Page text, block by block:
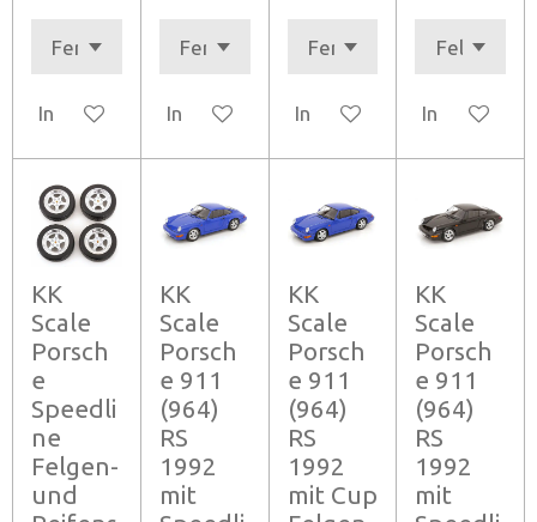
In den WarenkorbIn den WarenkorbIn den WarenkorbIn den
KK
Scale
Porsch
e
Speedli
ne
Felgen-
und
KK
Scale
Porsch
e 911
(964)
RS
1992
mit
KK
Scale
Porsch
e 911
(964)
RS
1992
mit Cup
KK
Scale
Porsch
e 911
(964)
RS
1992
mit